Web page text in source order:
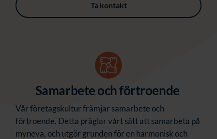
Ta kontakt
Samarbete och förtroende
Vår företagskultur främjar samarbete och
förtroende. Detta präglar vårt sätt att samarbeta på
myneva, och utgör grunden för en harmonisk och